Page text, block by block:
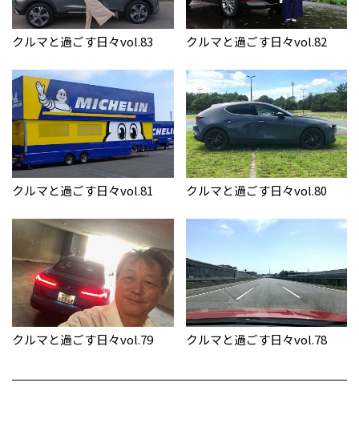
クルマと過ごす日々vol.83 クルマと過ごす日々vol.82
クルマと過ごす日々vol.81 クルマと過ごす日々vol.80
クルマと過ごす日々vol.79 クルマと過ごす日々vol.78